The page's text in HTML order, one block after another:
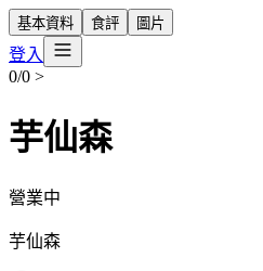
基本資料 食評 圖片
登入
0/0 >
芋仙森
營業中
芋仙森